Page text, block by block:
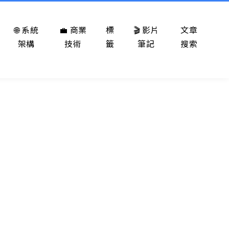
🌐 系統
架構
💼 商業
技術
標
籤
🎬 影片
筆記
文章
搜索